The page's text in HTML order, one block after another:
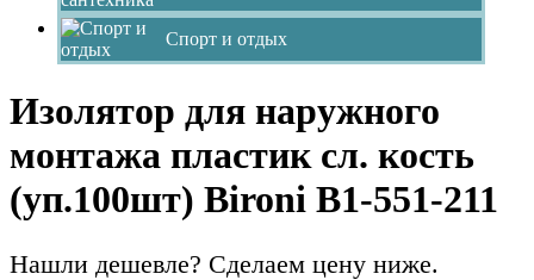
Спорт и отдых
Изолятор для наружного
монтажа пластик сл. кость
(уп.100шт) Bironi B1-551-211
Нашли дешевле? Сделаем цену ниже.